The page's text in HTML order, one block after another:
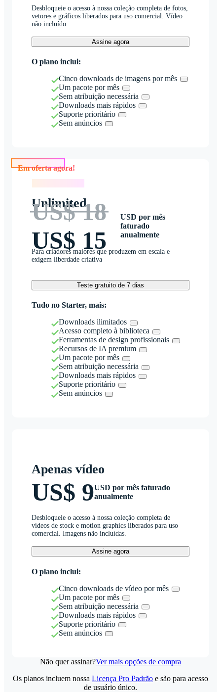
Desbloqueie o acesso à nossa coleção completa de fotos,
vetores e gráficos liberados para uso comercial. Vídeo
não incluído.
Assine agora
O plano inclui:
Cinco downloads de imagens por mês
Um pacote por mês
Sem atribuição necessária
Downloads mais rápidos
Suporte prioritário
Sem anúncios
Unlimited
US$ 18
US$ 15
USD por mês
faturado
anualmente
Para criadores maiores que produzem em escala e
exigem liberdade criativa
Teste gratuito de 7 dias
Tudo no Starter, mais:
Downloads ilimitados
Acesso completo à biblioteca
Ferramentas de design profissionais
Recursos de IA premium
Um pacote por mês
Sem atribuição necessária
Downloads mais rápidos
Suporte prioritário
Sem anúncios
Apenas vídeo
US$ 9USD por mês faturado
anualmente
Desbloqueie o acesso à nossa coleção completa de
vídeos de stock e motion graphics liberados para uso
comercial. Imagens não incluídas.
Assine agora
O plano inclui:
Cinco downloads de vídeo por mês
Um pacote por mês
Sem atribuição necessária
Downloads mais rápidos
Suporte prioritário
Sem anúncios
Não quer assinar?Ver mais opções de compra
Os planos incluem nossa Licença Pro Padrão e são para acesso
de usuário único.